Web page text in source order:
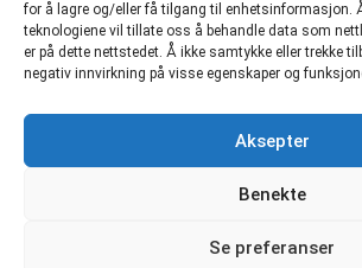
for å lagre og/eller få tilgang til enhetsinformasjon.
teknologiene vil tillate oss å behandle data som
er på dette nettstedet. Å ikke samtykke eller trekke
negativ innvirkning på visse egenskaper og
Aksepter
Benekte
Se preferanser